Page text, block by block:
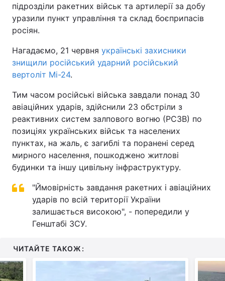
підрозділи ракетних військ та артилерії за добу
уразили пункт управління та склад боєприпасів
росіян.
Нагадаємо, 21 червня українські захисники
знищили російський ударний російський
вертоліт Мі-24.
Тим часом російські війська завдали понад 30
авіаційних ударів, здійснили 23 обстріли з
реактивних систем залпового вогню (РСЗВ) по
позиціях українських військ та населених
пунктах, на жаль, є загиблі та поранені серед
мирного населення, пошкоджено житлові
будинки та іншу цивільну інфраструктуру.
"Ймовірність завдання ракетних і авіаційних
ударів по всій території України
залишається високою", - попередили у
Генштабі ЗСУ.
ЧИТАЙТЕ ТАКОЖ: